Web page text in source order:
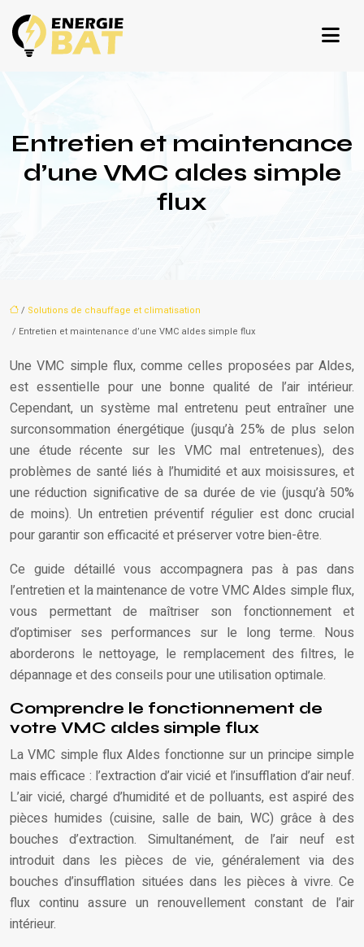
Entretien et maintenance
d’une VMC aldes simple
flux
/ Solutions de chauffage et climatisation
/ Entretien et maintenance d’une VMC aldes simple flux
Une VMC simple flux, comme celles proposées par Aldes,
est essentielle pour une bonne qualité de l’air intérieur.
Cependant, un système mal entretenu peut entraîner une
surconsommation énergétique (jusqu’à 25% de plus selon
une étude récente sur les VMC mal entretenues), des
problèmes de santé liés à l’humidité et aux moisissures, et
une réduction significative de sa durée de vie (jusqu’à 50%
de moins). Un entretien préventif régulier est donc crucial
pour garantir son efficacité et préserver votre bien-être.
Ce guide détaillé vous accompagnera pas à pas dans
l’entretien et la maintenance de votre VMC Aldes simple flux,
vous permettant de maîtriser son fonctionnement et
d’optimiser ses performances sur le long terme. Nous
aborderons le nettoyage, le remplacement des filtres, le
dépannage et des conseils pour une utilisation optimale.
Comprendre le fonctionnement de
votre VMC aldes simple flux
La VMC simple flux Aldes fonctionne sur un principe simple
mais efficace : l’extraction d’air vicié et l’insufflation d’air neuf.
L’air vicié, chargé d’humidité et de polluants, est aspiré des
pièces humides (cuisine, salle de bain, WC) grâce à des
bouches d’extraction. Simultanément, de l’air neuf est
introduit dans les pièces de vie, généralement via des
bouches d’insufflation situées dans les pièces à vivre. Ce
flux continu assure un renouvellement constant de l’air
intérieur.